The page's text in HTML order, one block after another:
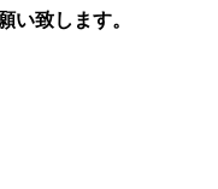
い致します。